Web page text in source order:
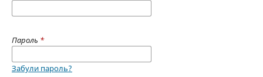
Пароль *
Забули пароль?